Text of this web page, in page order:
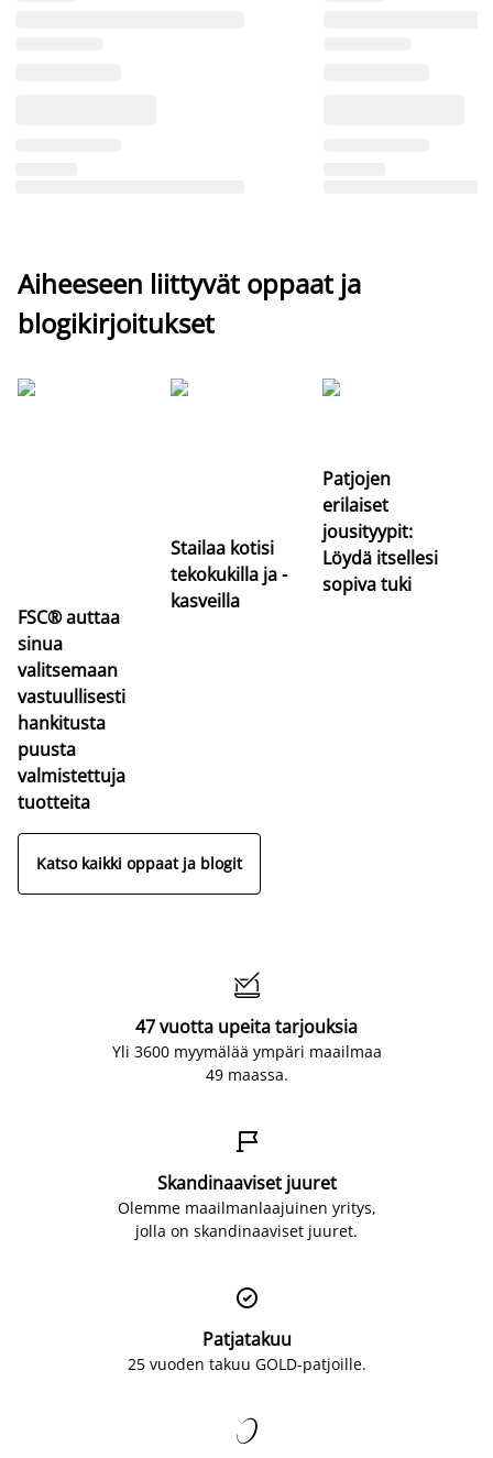
Aiheeseen liittyvät oppaat ja
blogikirjoitukset
FSC® auttaa
sinua
valitsemaan
vastuullisesti
hankitusta
puusta
valmistettuja
tuotteita
Stailaa kotisi
tekokukilla ja -
kasveilla
Patjojen
erilaiset
jousityypit:
Löydä itsellesi
sopiva tuki
Katso kaikki oppaat ja blogit

47 vuotta upeita tarjouksia
Yli 3600 myymälää ympäri maailmaa
49 maassa.

Skandinaaviset juuret
Olemme maailmanlaajuinen yritys,
jolla on skandinaaviset juuret.

Patjatakuu
25 vuoden takuu GOLD-patjoille.
